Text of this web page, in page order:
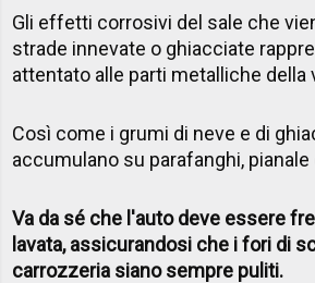
Gli effetti corrosivi del sale che
strade innevate o ghiacciate
attentato alle parti metalliche della
Così come i grumi di neve e di
accumulano su parafanghi, pianale
Va da sé che l'auto deve essere
lavata, assicurandosi che i fori di
carrozzeria siano sempre puliti.